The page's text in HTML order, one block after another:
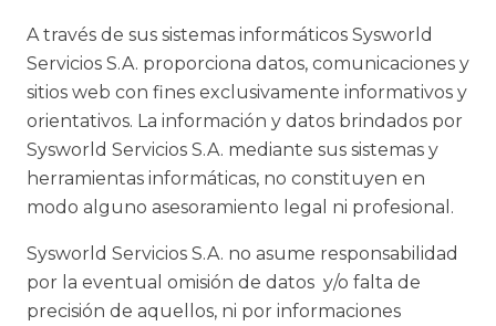
A través de sus sistemas informáticos Sysworld
Servicios S.A. proporciona datos, comunicaciones y
sitios web con fines exclusivamente informativos y
orientativos. La información y datos brindados por
Sysworld Servicios S.A. mediante sus sistemas y
herramientas informáticas, no constituyen en
modo alguno asesoramiento legal ni profesional.
Sysworld Servicios S.A. no asume responsabilidad
por la eventual omisión de datos y/o falta de
precisión de aquellos, ni por informaciones